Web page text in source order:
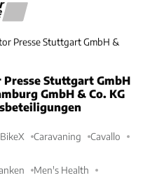
Presse Stuttgart GmbH &
Stuttgart GmbH
GmbH & Co. KG
BikeX Caravaning Cavallo
Men's Health